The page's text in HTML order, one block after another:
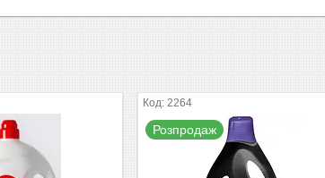
2264
Розпродаж